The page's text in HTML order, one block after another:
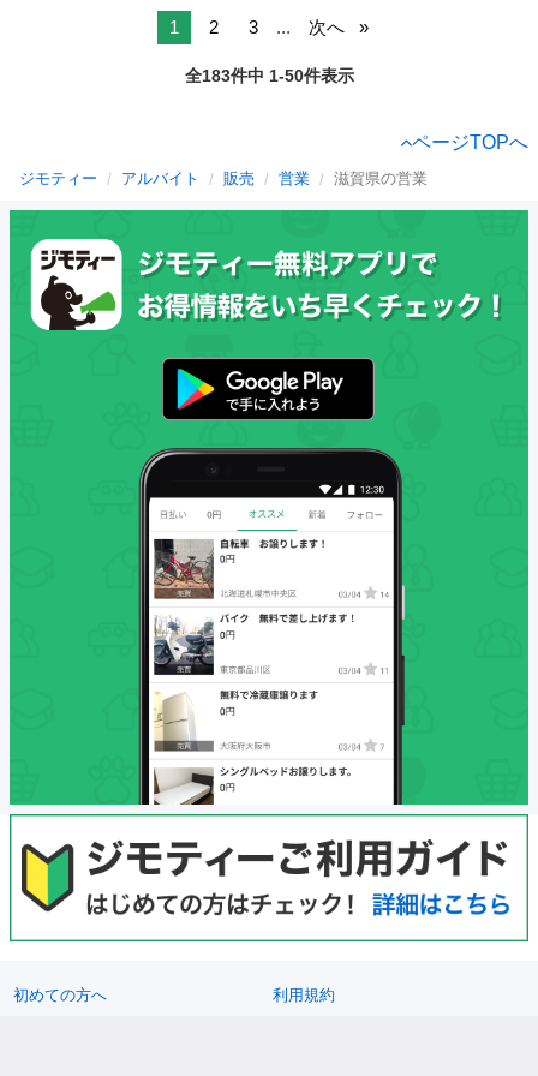
1 2 3 ... 次へ
全183件中 1-50件表示
ページTOPへ
ジモティー アルバイト 販売 営業 滋賀県の営業
初めての方へ 利用規約